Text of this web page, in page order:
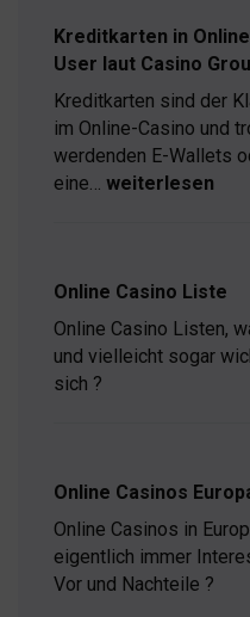
Casino:
Warum
App-
Performance
wichtiger
als
Kreditkarten in
User laut Casino
Kreditkarten sind der
im Online-Casino und
werdenden E-Wallets
eine…
Darauf
sollten
User
laut
Casino
weiterlesen
Online Casino Liste
Online Casino Listen,
und vielleicht sogar
sich ?
Online Casinos
Online Casinos in
eigentlich immer
Vor und Nachteile ?